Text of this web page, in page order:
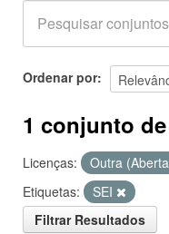
Grupos
Sobre
Ordenar por
1 conjunto
Licenças: Outra
Etiquetas:
SEI
Filtrar Resultados